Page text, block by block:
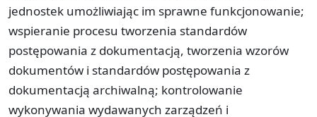
jednostek umożliwiając im sprawne funkcjonowanie;
wspieranie procesu tworzenia standardów
postępowania z dokumentacją, tworzenia wzorów
dokumentów i standardów postępowania z
dokumentacją archiwalną; kontrolowanie
wykonywania wydawanych zarządzeń i